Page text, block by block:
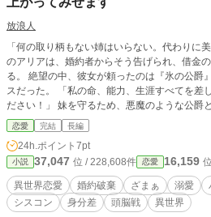
放浪人
「何の取り柄もない姉はいらない。代わりに美しい妹を
のアリアは、婚約者からそう告げられ、借金
る。 絶望の中、彼女が頼ったのは『氷の公爵
スだった。 「私の命、能力、生涯すべてを差し上げます。だから金を貸してく
ださい！」 妹を守るため、悪魔のような公爵と契約を結んだアリア。 彼女に課
せられたのは、地獄のような淑女教育と、危
った。 しかし、アリアは持ち前の『瞬間記憶
る。 自分を捨てた元婚約者を論破して地獄へ叩き落とし、意地悪なライバル令
嬢を返り討ちにし、やがては国の危機さえも
っていく！ 一方、冷酷だと思われていた公爵は、泥の中でも強く咲くアリアの
姿に心を奪われ――？ 「お前がいない世界な
が、やがて国中を巻き込む極上の溺愛へと変わる。 地味で無能と呼ばれ
恋愛 完結 長編
24h.ポイント 7pt
小説 37,047 位 / 228,608件 恋愛 16,159
異世界恋愛 婚約破棄 ざまぁ 溺愛
シスコン
身分差 頭脳戦 異世界